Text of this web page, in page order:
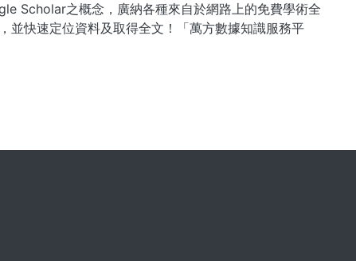
Scholar之概念，廣納各種來自於網路上的免費學術全
並快速定位資料及取得全文！「萬方數據知識服務平